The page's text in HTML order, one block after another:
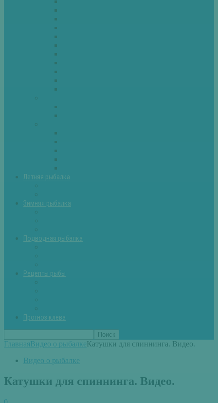
Летняя рыбалка
Зимняя рыбалка
Подводная рыбалка
Рецепты рыбы
Прогноз клева
ГлавнаяВидео о рыбалкеКатушки для спиннинга. Видео.
Видео о рыбалке
Катушки для спиннинга. Видео.